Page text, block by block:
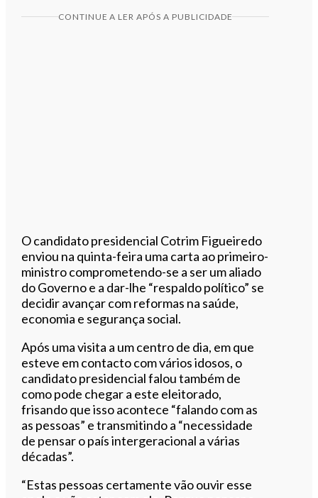
CONTINUE A LER APÓS A PUBLICIDADE
O candidato presidencial Cotrim Figueiredo
enviou na quinta-feira uma carta ao primeiro-
ministro comprometendo-se a ser um aliado
do Governo e a dar-lhe “respaldo político” se
decidir avançar com reformas na saúde,
economia e segurança social.
Após uma visita a um centro de dia, em que
esteve em contacto com vários idosos, o
candidato presidencial falou também de
como pode chegar a este eleitorado,
frisando que isso acontece “falando com as
as pessoas” e transmitindo a “necessidade
de pensar o país intergeracional a várias
décadas”.
“Estas pessoas certamente vão ouvir esse